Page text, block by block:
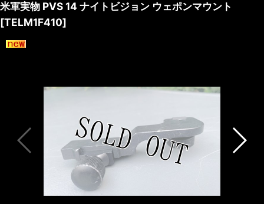
米軍実物 PVS 14 ナイトビジョン ウェポンマウント
[TELM1F410]